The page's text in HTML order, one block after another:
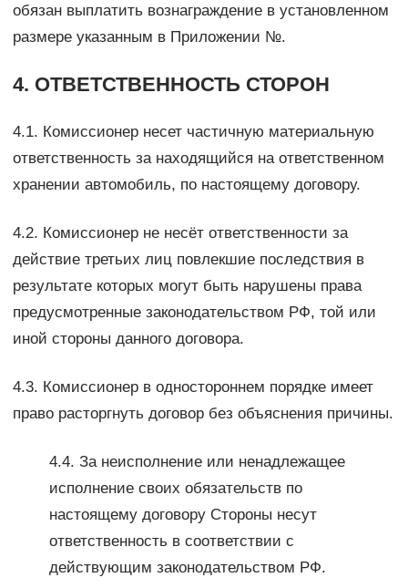
обязан выплатить вознаграждение в установленном
размере указанным в Приложении №.
4. ОТВЕТСТВЕННОСТЬ СТОРОН
4.1. Комиссионер несет частичную материальную
ответственность за находящийся на ответственном
хранении автомобиль, по настоящему договору.
4.2. Комиссионер не несёт ответственности за
действие третьих лиц повлекшие последствия в
результате которых могут быть нарушены права
предусмотренные законодательством РФ, той или
иной стороны данного договора.
4.3. Комиссионер в одностороннем порядке имеет
право расторгнуть договор без объяснения причины.
4.4. За неисполнение или ненадлежащее
исполнение своих обязательств по
настоящему договору Стороны несут
ответственность в соответствии с
действующим законодательством РФ.